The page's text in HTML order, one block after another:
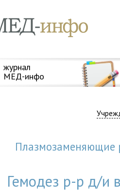
журнал
МЕД-инфо
Гемодез р-р д/и